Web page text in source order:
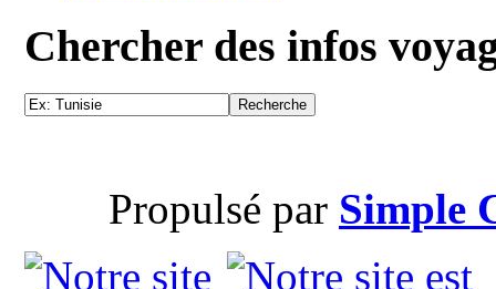
Chercher des infos
Propulsé par Simple